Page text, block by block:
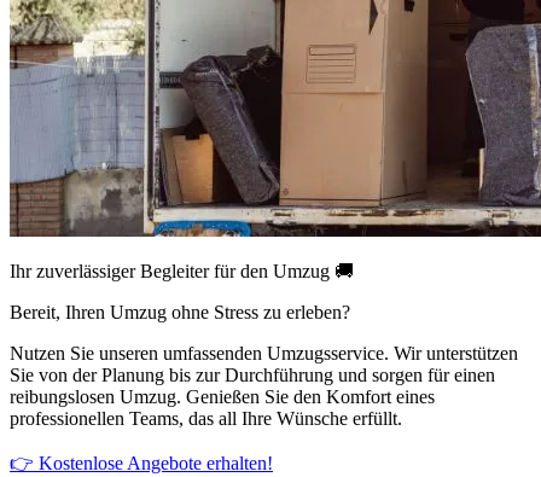
Ihr zuverlässiger Begleiter für den Umzug 🚚
Bereit, Ihren Umzug ohne Stress zu erleben?
Nutzen Sie unseren umfassenden Umzugsservice. Wir unterstützen
Sie von der Planung bis zur Durchführung und sorgen für einen
reibungslosen Umzug. Genießen Sie den Komfort eines
professionellen Teams, das all Ihre Wünsche erfüllt.
👉 Kostenlose Angebote erhalten!